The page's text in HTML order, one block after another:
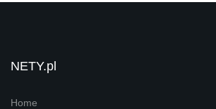
NETY.pl
Home